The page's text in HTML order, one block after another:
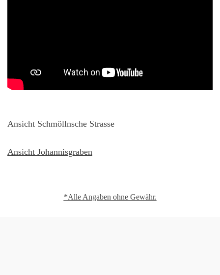
Ansicht Schmöllnsche Strasse
Ansicht Johannisgraben
*Alle Angaben ohne Gewähr.